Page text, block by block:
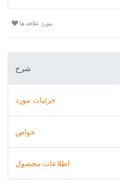
مورد علاقه ها
شرح
جزئیات مورد
خواص
اطلاعات محصول